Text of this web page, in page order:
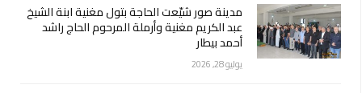
مدينة صور شيّعت الحاجة بتول مغنية ابنة الشيخ
عبد الكريم مغنية وأرملة المرحوم الحاج راشد
أحمد بيطار
يوليو 28, 2026